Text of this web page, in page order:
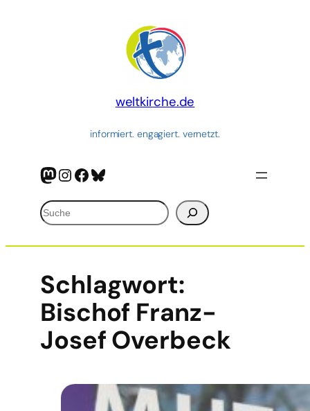
weltkirche.de
informiert. engagiert. vernetzt.
Mastodon
Instagram
Facebook
Bluesky
Suchen
Schlagwort:
Bischof Franz-
Josef Overbeck